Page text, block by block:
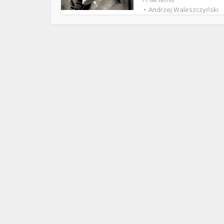
Andrzej Waleszczyński
ks.